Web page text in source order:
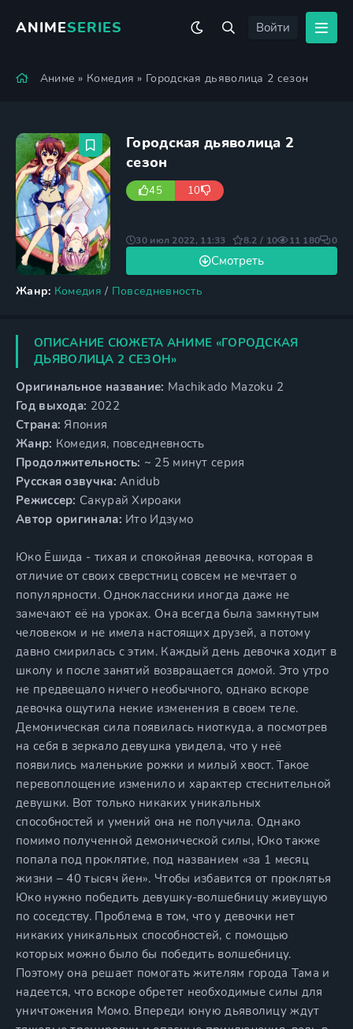
ANIMESERIES Войти
Аниме » Комедия » Городская дьяволица 2 сезон
Городская дьяволица 2
сезон
45 10
Жанр: Комедия / Повседневность
Смотреть
30 июл 2022, 11:33 8.2 / 10 11 180 0
ОПИСАНИЕ СЮЖЕТА АНИМЕ «ГОРОДСКАЯ
ДЬЯВОЛИЦА 2 СЕЗОН»
Оригинальное название: Machikado Mazoku 2
Год выхода: 2022
Страна: Япония
Жанр: Комедия, повседневность
Продолжительность: ~ 25 минут серия
Русская озвучка: Anidub
Режиссер: Сакурай Хироаки
Автор оригинала: Ито Идзумо
Юко Ёшида - тихая и спокойная девочка, которая в
отличие от своих сверстниц совсем не мечтает о
популярности. Одноклассники иногда даже не
замечают её на уроках. Она всегда была замкнутым
человеком и не имела настоящих друзей, а потому
давно смирилась с этим. Каждый день девочка ходит в
школу и после занятий возвращается домой. Это утро
не предвещало ничего необычного, однако вскоре
девочка ощутила некие изменения в своем теле.
Демоническая сила появилась ниоткуда, а посмотрев
на себя в зеркало девушка увидела, что у неё
появились маленькие рожки и милый хвост. Такое
перевоплощение изменило и характер стеснительной
девушки. Вот только никаких уникальных
способностей и умений она не получила. Однако
помимо полученной демонической силы, Юко также
попала под проклятие, под названием «за 1 месяц
жизни – 40 тысяч йен». Чтобы избавится от проклятья
Юко нужно победить девушку-волшебницу живущую
по соседству. Проблема в том, что у девочки нет
никаких уникальных способностей, с помощью
которых можно было бы победить волшебницу.
Поэтому она решает помогать жителям города Тама и
надеется, что вскоре обретет необходимые силы для
уничтожения Момо. Впереди юную дьяволицу ждут